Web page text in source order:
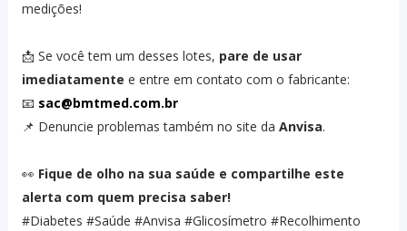
medições!
📩 Se você tem um desses lotes, pare de usar
imediatamente e entre em contato com o fabricante:
📧 sac@bmtmed.com.br
📌 Denuncie problemas também no site da Anvisa.
👀 Fique de olho na sua saúde e compartilhe este
alerta com quem precisa saber!
#Diabetes #Saúde #Anvisa #Glicosímetro #Recolhimento